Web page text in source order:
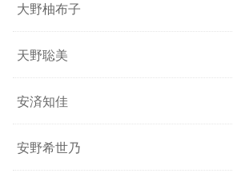
大野柚布子
天野聡美
安済知佳
安野希世乃